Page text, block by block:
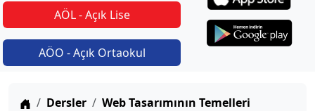
AÖL - Açık Lise
AÖO - Açık Ortaokul
Anasayfa
Dersler
Web Tasarımının Temelleri